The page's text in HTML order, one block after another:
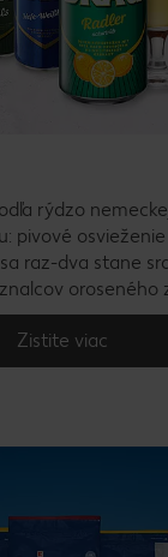
rýdzo
pivové
raz-dva stane
oroseného
Zistite viac